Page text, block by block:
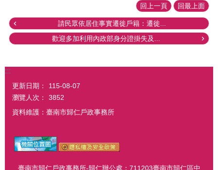
回上一頁 回最上面
請民眾依居住事實遷徙戶籍：遷徙...
歡迎多加利用內政部身分證掛失及...
:::
更新日期：
115-08-07
瀏覽人次：
3852
資料維護：臺南市歸仁戶政事務所
臺南市歸仁戶政事務所-歸仁辦公處：711203臺南市歸仁區中